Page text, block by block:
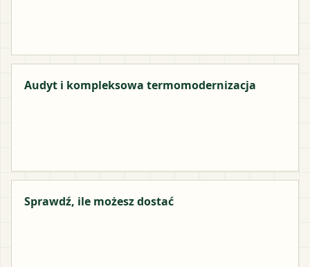
Audyt i kompleksowa termomodernizacja
Sprawdź, ile możesz dostać